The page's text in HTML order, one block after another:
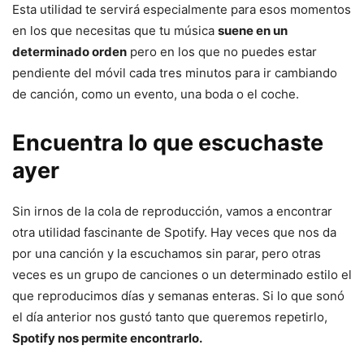
Esta utilidad te servirá especialmente para esos momentos
en los que necesitas que tu música suene en un
determinado orden pero en los que no puedes estar
pendiente del móvil cada tres minutos para ir cambiando
de canción, como un evento, una boda o el coche.
Encuentra lo que escuchaste
ayer
Sin irnos de la cola de reproducción, vamos a encontrar
otra utilidad fascinante de Spotify. Hay veces que nos da
por una canción y la escuchamos sin parar, pero otras
veces es un grupo de canciones o un determinado estilo el
que reproducimos días y semanas enteras. Si lo que sonó
el día anterior nos gustó tanto que queremos repetirlo,
Spotify nos permite encontrarlo.